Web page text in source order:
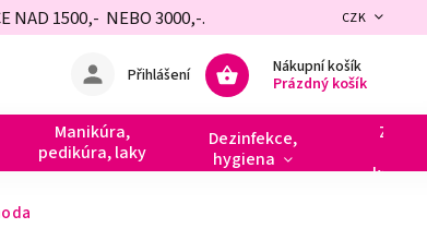
NAD 1500,- NEBO 3000,-. CZK
Nákupní košík
Prázdný košík
Přihlášení
Manikúra,
pedikúra, laky
Dezinfekce,
hygiena